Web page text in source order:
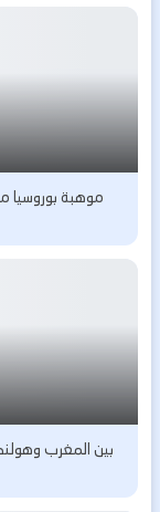
موهبة بوروسيا
بين المغرب